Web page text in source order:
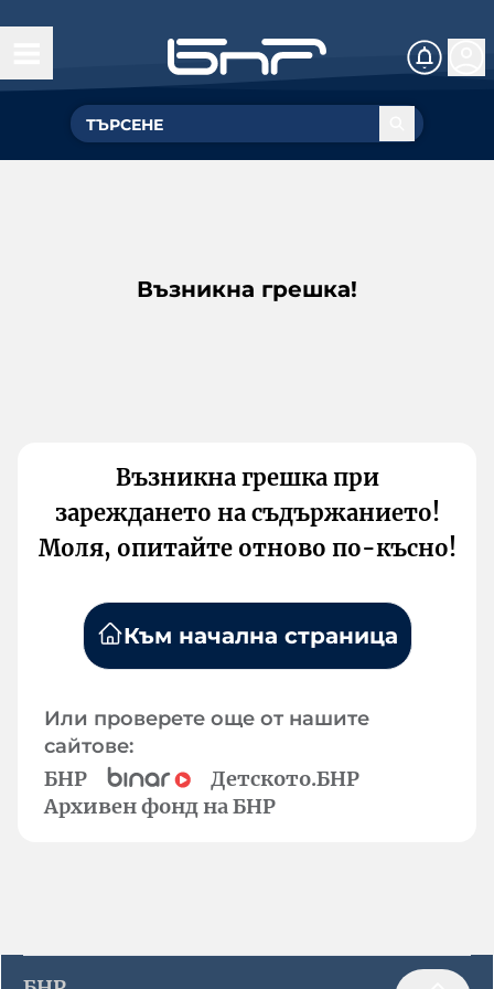
Възникна грешка!
Възникна грешка при
зареждането на съдържанието!
Моля, опитайте отново по-късно!
Към начална страница
Или проверете още от нашите
сайтове:
БНР
Детското.БНР
Архивен фонд на БНР